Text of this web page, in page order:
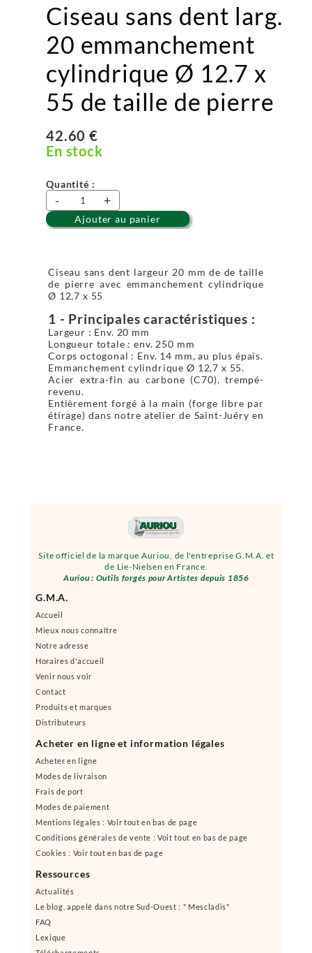
Site officiel de la marque Auriou, de l'entreprise G.M.A. et
de Lie-Nielsen en France.
Auriou : Outils forgés pour Artistes depuis 1856
G.M.A.
Accueil
Mieux nous connaître
Notre adresse
Horaires d'accueil
Venir nous voir
Contact
Produits et marques
Distributeurs
Acheter en ligne et information légales
Acheter en ligne
Modes de livraison
Frais de port
Modes de paiement
Mentions légales : Voir tout en bas de page
Conditions générales de vente : Voit tout en bas de page
Cookies : Voir tout en bas de page
Ressources
Actualités
Le blog, appelé dans notre Sud-Ouest : " Mescladis"
FAQ
Lexique
Ciseau sans dent larg.
20 emmanchement
cylindrique Ø 12.7 x
55 de taille de pierre
42.60 €
En stock
Quantité :
- +
Ajouter au panier
Ciseau sans dent largeur 20 mm de de taille
de pierre avec emmanchement cylindrique
Ø 12,7 x 55
1 - Principales caractéristiques :
Largeur : Env. 20 mm
Longueur totale : env. 250 mm
Corps octogonal : Env. 14 mm, au plus épais.
Emmanchement cylindrique Ø 12,7 x 55.
Acier extra-fin au carbone (C70), trempé-
revenu.
Entièrement forgé à la main (forge libre par
étirage) dans notre atelier de Saint-Juéry en
France.